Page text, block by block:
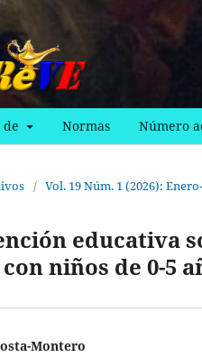
de Normas Número
/ Vol. 19 Núm. 1 (2026):
educativa
niños de 0-5
Montero